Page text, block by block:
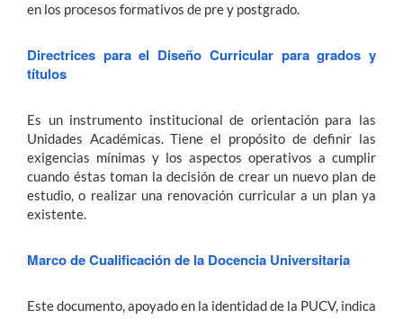
en los procesos formativos de pre y postgrado.
Directrices para el Diseño Curricular para grados y
títulos
Es un instrumento institucional de orientación para las
Unidades Académicas. Tiene el propósito de definir las
exigencias mínimas y los aspectos operativos a cumplir
cuando éstas toman la decisión de crear un nuevo plan de
estudio, o realizar una renovación curricular a un plan ya
existente.
Marco de Cualificación de la Docencia Universitaria
Este documento, apoyado en la identidad de la PUCV, indica